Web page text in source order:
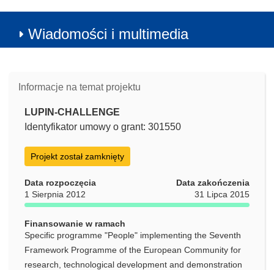
Wiadomości i multimedia
Informacje na temat projektu
LUPIN-CHALLENGE
Identyfikator umowy o grant: 301550
Projekt został zamknięty
Data rozpoczęcia
1 Sierpnia 2012
Data zakończenia
31 Lipca 2015
Finansowanie w ramach
Specific programme "People" implementing the Seventh
Framework Programme of the European Community for
research, technological development and demonstration